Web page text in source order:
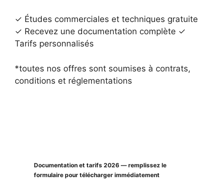
✓ Études commerciales et techniques gratuite
✓ Recevez une documentation complète ✓
Tarifs personnalisés
*toutes nos offres sont soumises à contrats,
conditions et réglementations
Documentation et tarifs 2026 — remplissez le
formulaire pour télécharger immédiatement